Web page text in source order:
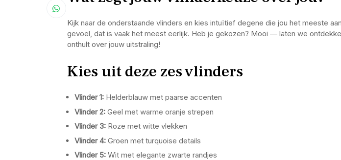
Kijk naar de onderstaande vlinders en kies intuïtief degene die jou het meeste
gevoel, dat is vaak het meest eerlijk. Heb je gekozen? Mooi — laten we
onthult over jouw uitstraling!
Kies uit deze zes vlinders
Vlinder 1: Helderblauw met paarse accenten
Vlinder 2: Geel met warme oranje strepen
Vlinder 3: Roze met witte vlekken
Vlinder 4: Groen met turquoise details
Vlinder 5: Wit met elegante zwarte randjes